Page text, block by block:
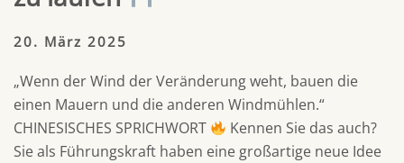
20. März 2025
„Wenn der Wind der Veränderung weht, bauen die
einen Mauern und die anderen Windmühlen.“
CHINESISCHES SPRICHWORT
Kennen Sie das auch?
Sie als Führungskraft haben eine großartige neue Idee